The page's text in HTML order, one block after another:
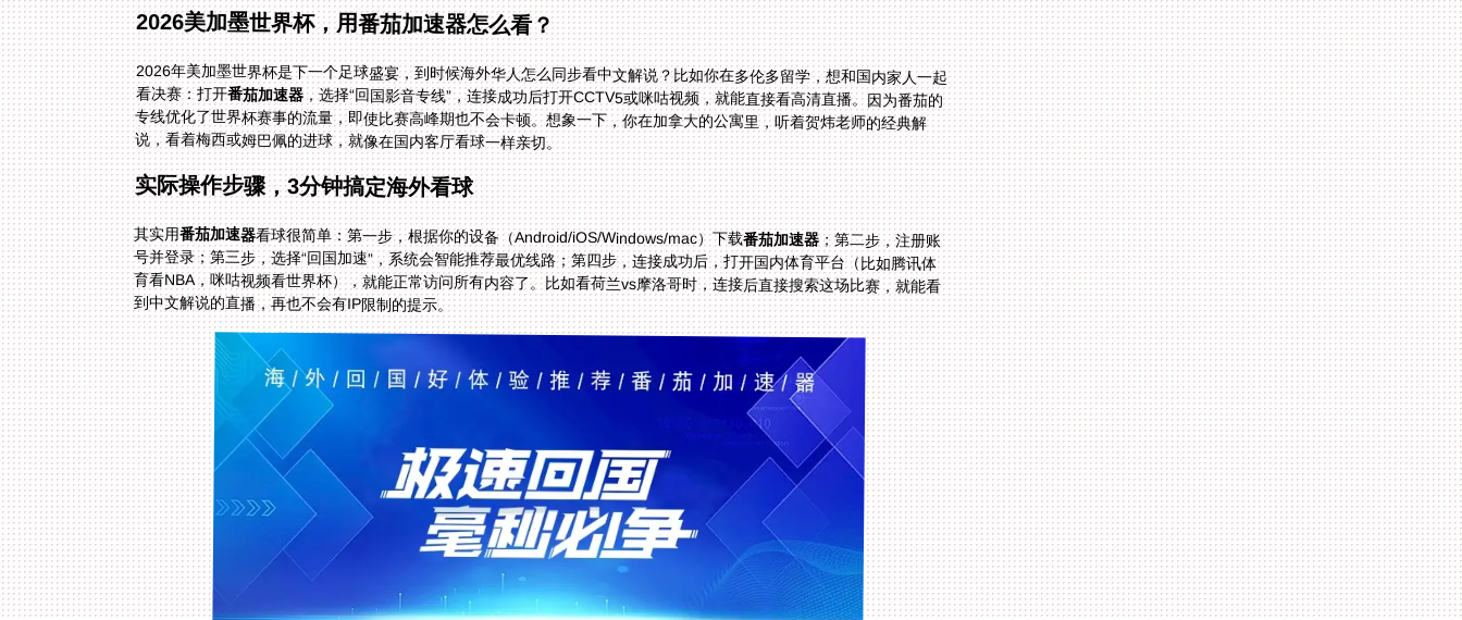
2026美加墨世界杯，用番茄加速器怎么看？
2026年美加墨世界杯是下一个足球盛宴，到时候海外华人怎么同步看中文解说？比如你在多伦多留学，想和国内家人一起
看决赛：打开番茄加速器，选择“回国影音专线”，连接成功后打开CCTV5或咪咕视频，就能直接看高清直播。因为番茄的
专线优化了世界杯赛事的流量，即使比赛高峰期也不会卡顿。想象一下，你在加拿大的公寓里，听着贺炜老师的经典解
说，看着梅西或姆巴佩的进球，就像在国内客厅看球一样亲切。
实际操作步骤，3分钟搞定海外看球
其实用番茄加速器看球很简单：第一步，根据你的设备（Android/iOS/Windows/mac）下载番茄加速器；第二步，注册账
号并登录；第三步，选择“回国加速”，系统会智能推荐最优线路；第四步，连接成功后，打开国内体育平台（比如腾讯体
育看NBA，咪咕视频看世界杯），就能正常访问所有内容了。比如看荷兰vs摩洛哥时，连接后直接搜索这场比赛，就能看
到中文解说的直播，再也不会有IP限制的提示。